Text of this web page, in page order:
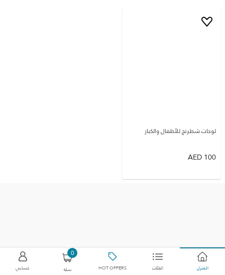
لوحات شطرنج للأطفال والكبار
100
AED
المنزل الفئات HOT OFFERS
0
سلة حسابي